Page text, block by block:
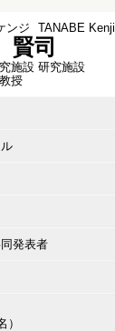
ンジ TANABE Kenji
司
施設 研究施設
授
発表者
）